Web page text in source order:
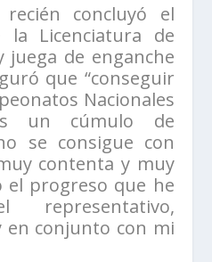
concluyó el
la Licenciatura de
juega de enganche
que “conseguir
Nacionales
un cúmulo de
se consigue con
contenta y muy
el progreso que he
en conjunto con mi